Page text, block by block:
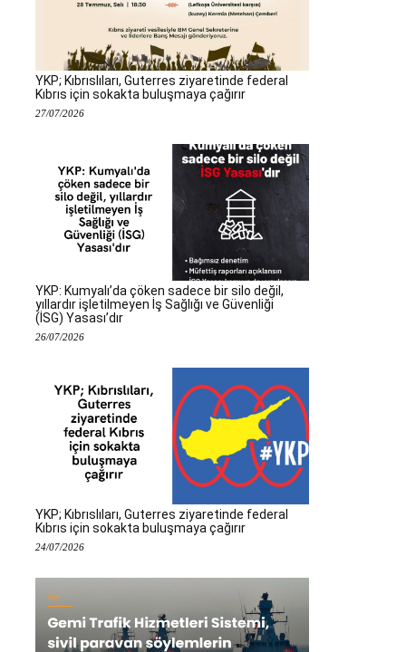
YKP; Kıbrıslıları, Guterres ziyaretinde federal
Kıbrıs için sokakta buluşmaya çağırır
27/07/2026
YKP: Kumyalı’da çöken sadece bir silo değil,
yıllardır işletilmeyen İş Sağlığı ve Güvenliği
(İSG) Yasası’dır
26/07/2026
YKP; Kıbrıslıları, Guterres ziyaretinde federal
Kıbrıs için sokakta buluşmaya çağırır
24/07/2026